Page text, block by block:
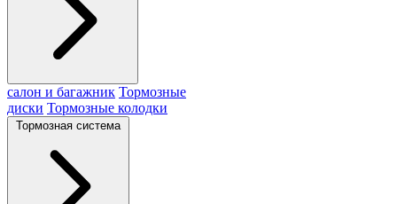
салон и багажник Тормозные
диски Тормозные колодки
Тормозная система